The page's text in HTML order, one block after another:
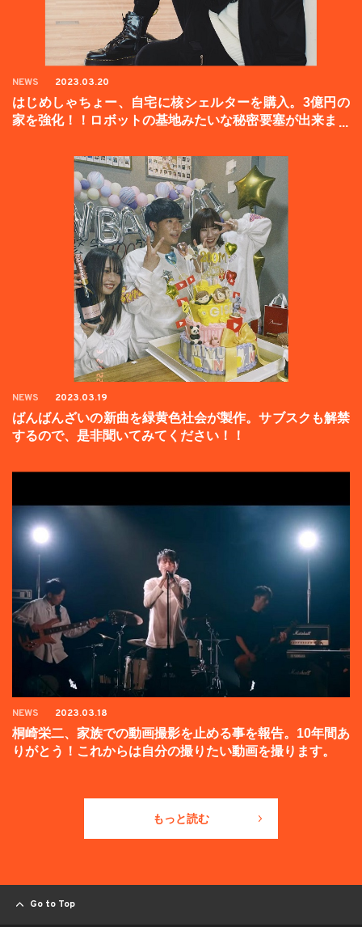
NEWS 2023.03.20
はじめしゃちょー、自宅に核シェルターを購入。3億円の
家を強化！！ロボットの基地みたいな秘密要塞が出来まし
NEWS 2023.03.19
ばんばんざいの新曲を緑黄色社会が製作。サブスクも解禁
するので、是非聞いてみてください！！
NEWS 2023.03.18
桐崎栄二、家族での動画撮影を止める事を報告。10年間あ
りがとう！これからは自分の撮りたい動画を撮ります。
もっと読む
Go to Top